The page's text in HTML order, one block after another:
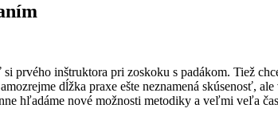
prvého inštruktora pri zoskoku s padákom. Tiež
dĺžka praxe ešte neznamená skúsenosť,
hľadáme nové možnosti metodiky a veľmi veľa